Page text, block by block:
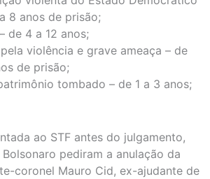
8 anos de prisão;
de 4 a 12 anos;
violência e grave ameaça – de
de prisão;
tombado – de 1 a 3 anos;
ao STF antes do julgamento,
pediram a anulação da
coronel Mauro Cid, ex-ajudante de